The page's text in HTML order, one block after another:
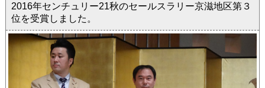
2016年センチュリー21秋のセールスラリー京滋地区第３
位を受賞しました。